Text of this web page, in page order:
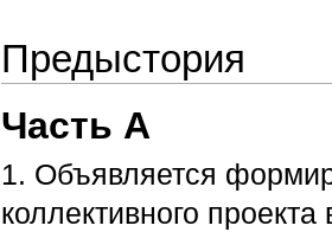
Предыстория
Часть А
1. Объявляется
коллективного